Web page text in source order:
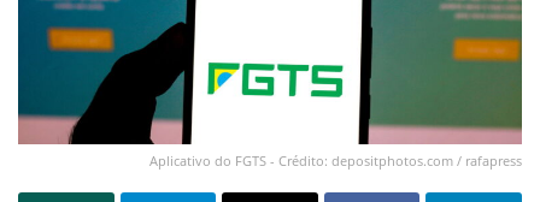
Aplicativo do FGTS - Crédito: depositphotos.com / rafapress